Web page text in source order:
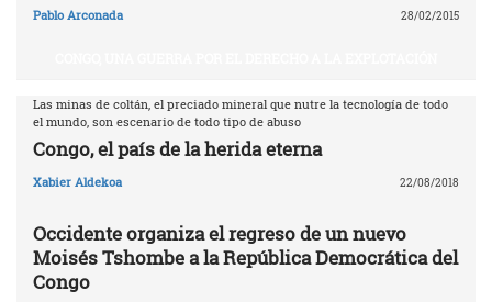
Pablo Arconada 28/02/2015
Las minas de coltán, el preciado mineral que nutre la tecnología de todo
el mundo, son escenario de todo tipo de abuso
Congo, el país de la herida eterna
Xabier Aldekoa 22/08/2018
Occidente organiza el regreso de un nuevo
Moisés Tshombe a la República Democrática del
Congo